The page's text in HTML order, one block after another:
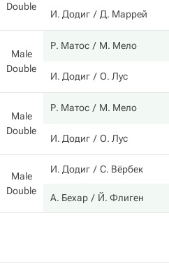
Double
И. Додиг Д. Маррей
Male
Double
Р. Матос М. Мело
И. Додиг О. Лус
Male
Double
Р. Матос М. Мело
И. Додиг О. Лус
Male
Double
И. Додиг С. Вёрбек
А. Бехар Й. Флиген